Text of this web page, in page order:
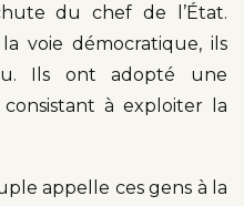
du chef de l’État.
voie démocratique, ils
Ils ont adopté une
à exploiter la
appelle ces gens à la